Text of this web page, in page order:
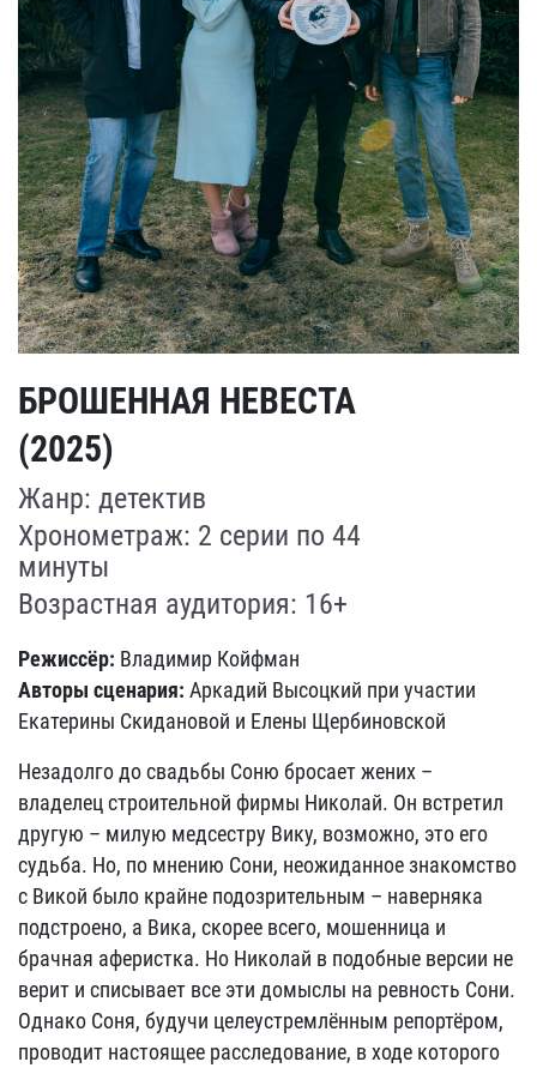
БРОШЕННАЯ НЕВЕСТА
(2025)
Жанр: детектив
Хронометраж: 2 серии по 44
минуты
Возрастная аудитория: 16+
Режиссёр: Владимир Койфман
Авторы сценария: Аркадий Высоцкий при участии
Екатерины Скидановой и Елены Щербиновской
Незадолго до свадьбы Соню бросает жених –
владелец строительной фирмы Николай. Он встретил
другую – милую медсестру Вику, возможно, это его
судьба. Но, по мнению Сони, неожиданное знакомство
с Викой было крайне подозрительным – наверняка
подстроено, а Вика, скорее всего, мошенница и
брачная аферистка. Но Николай в подобные версии не
верит и списывает все эти домыслы на ревность Сони.
Однако Соня, будучи целеустремлённым репортёром,
проводит настоящее расследование, в ходе которого